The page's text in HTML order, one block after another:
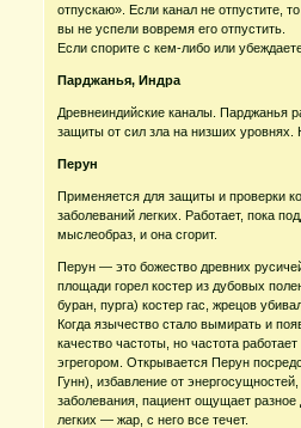
отпускаю». Если канал не отпустите,
вы не успели вовремя его отпустить.
Если спорите с кем-либо или
Парджанья, Индра
Древнеиндийские каналы. Парджанья
защиты от сил зла на низших
Перун
Применяется для защиты и проверки
заболеваний легких. Работает, пока
мыслеобраз, и она сгорит.
Перун — это божество древних
площади горел костер из дубовых
буран, пурга) костер гас, жрецов
Когда язычество стало вымирать и
качество частоты, но частота
эгрегором. Открывается Перун
Гунн), избавление от
заболевания, пациент ощущает
легких — жар, с него все течет.